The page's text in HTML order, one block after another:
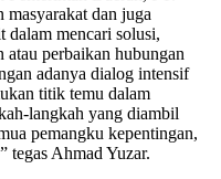
dan juga
dalam mencari solusi,
atau perbaikan hubungan
adanya dialog intensif
titik temu dalam
langkah yang diambil
pemangku kepentingan,
tegas Ahmad Yuzar.